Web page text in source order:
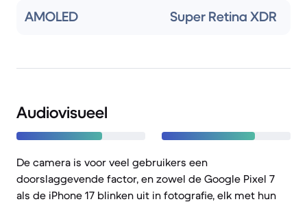
AMOLED Super Retina XDR
Audiovisueel
De camera is voor veel gebruikers een
doorslaggevende factor, en zowel de Google Pixel 7
als de iPhone 17 blinken uit in fotografie, elk met hun